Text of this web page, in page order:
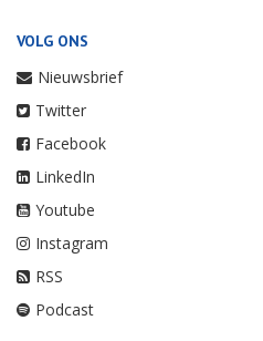
VOLG ONS
Nieuwsbrief
Twitter
Facebook
LinkedIn
Youtube
Instagram
RSS
Podcast